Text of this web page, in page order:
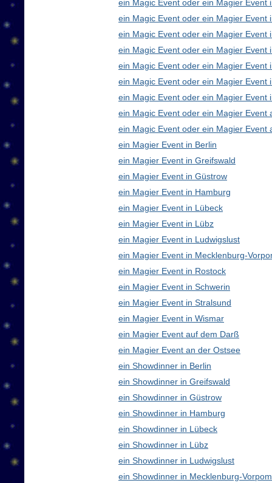
ein Magic Event oder ein Magier Event
ein Magic Event oder ein Magier Event
ein Magic Event oder ein Magier Event
ein Magic Event oder ein Magier Event
ein Magic Event oder ein Magier Event
ein Magic Event oder ein Magier Event
ein Magic Event oder ein Magier Event
ein Magic Event oder ein Magier Event
ein Magic Event oder ein Magier Event
ein Magier Event in Berlin
ein Magier Event in Greifswald
ein Magier Event in Güstrow
ein Magier Event in Hamburg
ein Magier Event in Lübeck
ein Magier Event in Lübz
ein Magier Event in Ludwigslust
ein Magier Event in Mecklenburg-
ein Magier Event in Rostock
ein Magier Event in Schwerin
ein Magier Event in Stralsund
ein Magier Event in Wismar
ein Magier Event auf dem Darß
ein Magier Event an der Ostsee
ein Showdinner in Berlin
ein Showdinner in Greifswald
ein Showdinner in Güstrow
ein Showdinner in Hamburg
ein Showdinner in Lübeck
ein Showdinner in Lübz
ein Showdinner in Ludwigslust
ein Showdinner in Mecklenburg-